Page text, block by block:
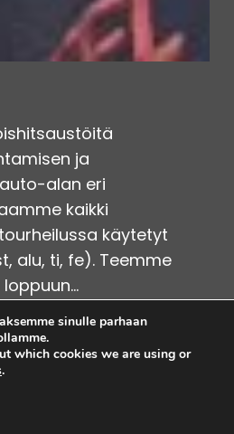
ja
alan eri
kaikki
käytetyt
alu, ti, fe). Teemme
sinulle parhaan
which cookies we are using or
.